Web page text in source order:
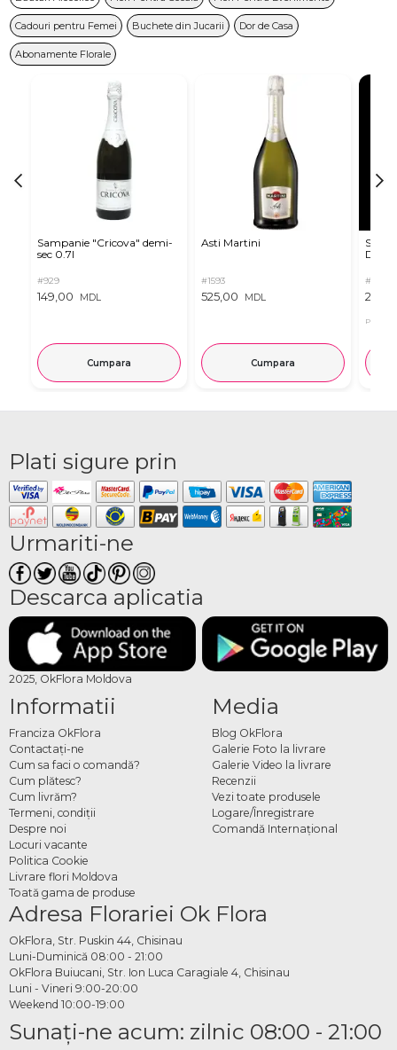
Cadouri pentru Femei Buchete din Jucarii Dor de Casa
Abonamente Florale
Sampanie "Cricova" demi-
sec 0.7l
#929
149,00 MDL
Cumpara
Asti Martini
#1593
525,00 MDL
Cumpara
Dulce
#2516
Pret in
Plati sigure prin
Urmariti-ne
Descarca aplicatia
2025, OkFlora Moldova
Informatii
Franciza OkFlora
Contactaţi-ne
Cum sa faci o comandă?
Cum plătesc?
Cum livrăm?
Termeni, condiţii
Despre noi
Locuri vacante
Politica Cookie
Livrare flori Moldova
Toată gama de produse
Media
Blog OkFlora
Galerie Foto la livrare
Galerie Video la livrare
Recenzii
Vezi toate produsele
Logare/Înregistrare
Comandă Internațional
Adresa Florariei Ok Flora
OkFlora, Str. Puskin 44, Chisinau
Luni-Duminică 08:00 - 21:00
OkFlora Buiucani, Str. Ion Luca Caragiale 4, Chisinau
Luni - Vineri 9:00-20:00
Weekend 10:00-19:00
Sunaţi-ne acum: zilnic 08:00 - 21:00